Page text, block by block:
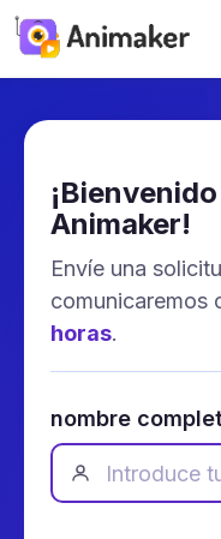
Animaker!
Envíe una
comunicaremos
horas.
nombre